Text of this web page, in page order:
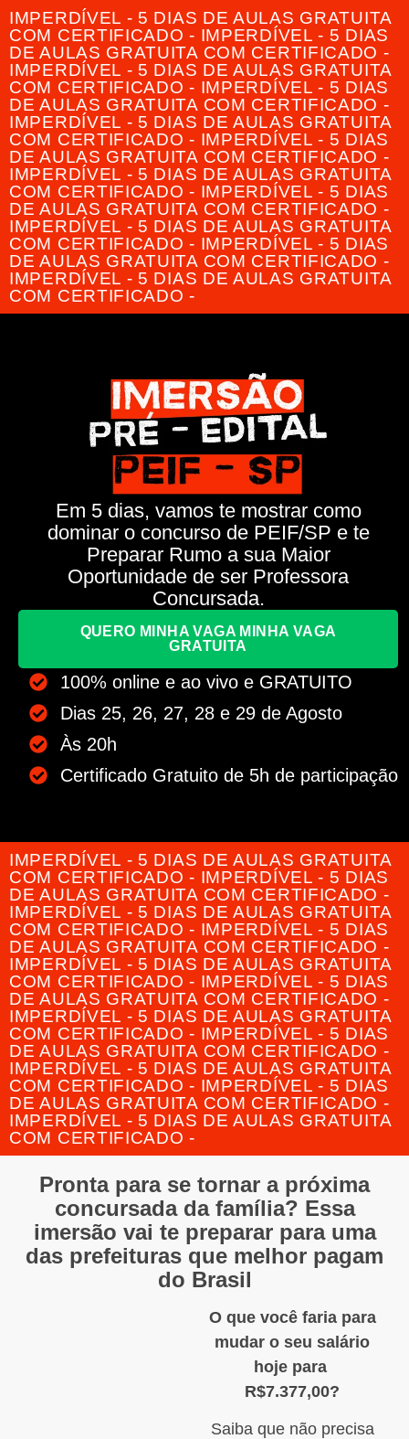
IMPERDÍVEL - 5 DIAS DE AULAS GRATUITA
COM CERTIFICADO - IMPERDÍVEL - 5 DIAS
DE AULAS GRATUITA COM CERTIFICADO -
IMPERDÍVEL - 5 DIAS DE AULAS GRATUITA
COM CERTIFICADO - IMPERDÍVEL - 5 DIAS
DE AULAS GRATUITA COM CERTIFICADO -
IMPERDÍVEL - 5 DIAS DE AULAS GRATUITA
COM CERTIFICADO - IMPERDÍVEL - 5 DIAS
DE AULAS GRATUITA COM CERTIFICADO -
IMPERDÍVEL - 5 DIAS DE AULAS GRATUITA
COM CERTIFICADO - IMPERDÍVEL - 5 DIAS
DE AULAS GRATUITA COM CERTIFICADO -
IMPERDÍVEL - 5 DIAS DE AULAS GRATUITA
COM CERTIFICADO - IMPERDÍVEL - 5 DIAS
DE AULAS GRATUITA COM CERTIFICADO -
IMPERDÍVEL - 5 DIAS DE AULAS GRATUITA
COM CERTIFICADO -
Em 5 dias, vamos te mostrar como
dominar o concurso de PEIF/SP e te
Preparar Rumo a sua Maior
Oportunidade de ser Professora
Concursada.
QUERO MINHA VAGA MINHA VAGA
GRATUITA
100% online e ao vivo e GRATUITO
Dias 25, 26, 27, 28 e 29 de Agosto
Às 20h
Certificado Gratuito de 5h de participação
IMPERDÍVEL - 5 DIAS DE AULAS GRATUITA
COM CERTIFICADO - IMPERDÍVEL - 5 DIAS
DE AULAS GRATUITA COM CERTIFICADO -
IMPERDÍVEL - 5 DIAS DE AULAS GRATUITA
COM CERTIFICADO - IMPERDÍVEL - 5 DIAS
DE AULAS GRATUITA COM CERTIFICADO -
IMPERDÍVEL - 5 DIAS DE AULAS GRATUITA
COM CERTIFICADO - IMPERDÍVEL - 5 DIAS
DE AULAS GRATUITA COM CERTIFICADO -
IMPERDÍVEL - 5 DIAS DE AULAS GRATUITA
COM CERTIFICADO - IMPERDÍVEL - 5 DIAS
DE AULAS GRATUITA COM CERTIFICADO -
IMPERDÍVEL - 5 DIAS DE AULAS GRATUITA
COM CERTIFICADO - IMPERDÍVEL - 5 DIAS
DE AULAS GRATUITA COM CERTIFICADO -
IMPERDÍVEL - 5 DIAS DE AULAS GRATUITA
COM CERTIFICADO -
Pronta para se tornar a próxima
concursada da família? Essa
imersão vai te preparar para uma
das prefeituras que melhor pagam
do Brasil
O que você faria para
mudar o seu salário
hoje para
R$7.377,00?
Saiba que não precisa